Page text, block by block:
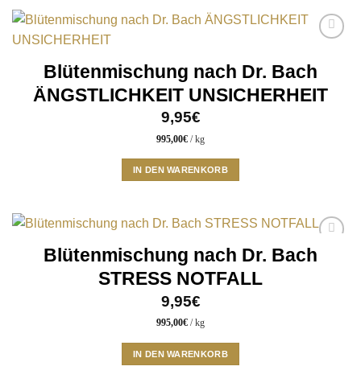
Blütenmischung nach Dr. Bach
ÄNGSTLICHKEIT UNSICHERHEIT
9,95€
995,00€ /kg
IN DEN WARENKORB
Add to
wishlist
Blütenmischung nach Dr. Bach
STRESS NOTFALL
9,95€
995,00€ /kg
IN DEN WARENKORB